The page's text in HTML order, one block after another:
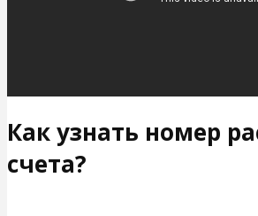
Как узнать номер
счета?